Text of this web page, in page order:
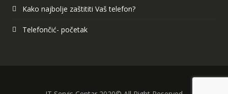
Kako najbolje zaštititi Vaš telefon?
Telefončić- početak